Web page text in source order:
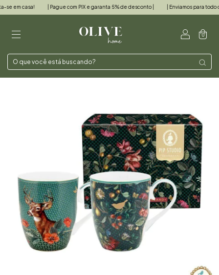
| Pague com PIX e garanta 5% de desconto | | Enviamos para todo o Brasil |
0